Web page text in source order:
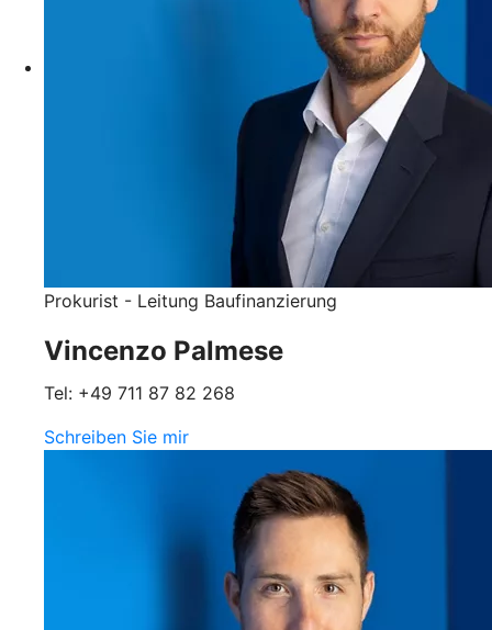
Prokurist - Leitung Baufinanzierung
Vincenzo Palmese
Tel: +49 711 87 82 268
Schreiben Sie mir